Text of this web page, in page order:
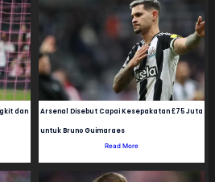
dan Arsenal Disebut Capai Kesepakatan £75 Juta
untuk Bruno Guimaraes
Read More